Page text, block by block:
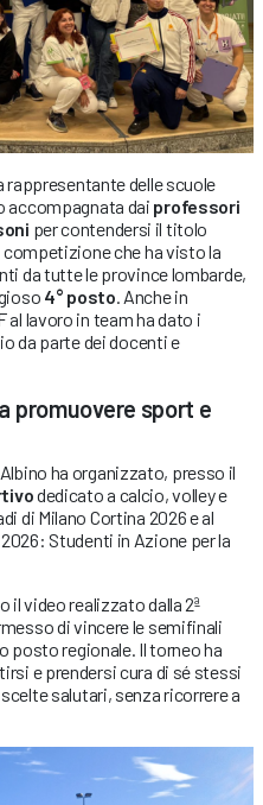
rappresentante delle scuole
accompagnata dai professori
per contendersi il titolo
che ha visto la
da tutte le province lombarde,
4° posto. Anche in
al lavoro in team ha dato i
da parte dei docenti e
promuovere sport e
ha organizzato, presso il
dedicato a calcio, volley e
di Milano Cortina 2026 e al
Studenti in Azione per la
il video realizzato dalla 2ª
di vincere le semifinali
posto regionale. Il torneo ha
e prendersi cura di sé stessi
salutari, senza ricorrere a